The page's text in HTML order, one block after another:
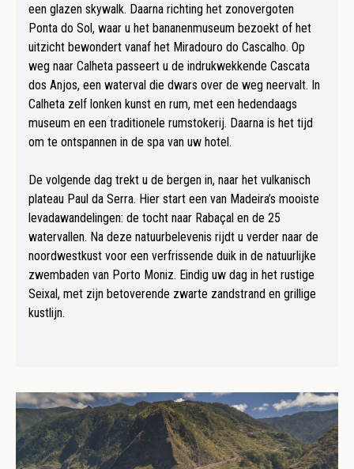
een glazen skywalk. Daarna richting het zonovergoten
Ponta do Sol, waar u het bananenmuseum bezoekt of het
uitzicht bewondert vanaf het Miradouro do Cascalho. Op
weg naar Calheta passeert u de indrukwekkende Cascata
dos Anjos, een waterval die dwars over de weg neervalt. In
Calheta zelf lonken kunst en rum, met een hedendaags
museum en een traditionele rumstokerij. Daarna is het tijd
om te ontspannen in de spa van uw hotel.
De volgende dag trekt u de bergen in, naar het vulkanisch
plateau Paul da Serra. Hier start een van Madeira’s mooiste
levadawandelingen: de tocht naar Rabaçal en de 25
watervallen. Na deze natuurbelevenis rijdt u verder naar de
noordwestkust voor een verfrissende duik in de natuurlijke
zwembaden van Porto Moniz. Eindig uw dag in het rustige
Seixal, met zijn betoverende zwarte zandstrand en grillige
kustlijn.